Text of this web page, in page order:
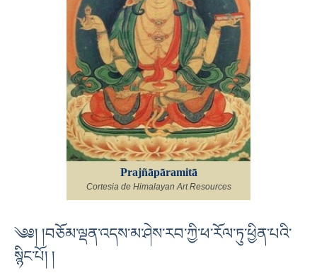
Prajñāpāramitā
Cortesia de Himalayan Art Resources
༄༅། །བཅོམ་ལྡན་འདས་མ་ཤེས་རབ་ཀྱི་ཕ་རོལ་ཏུ་ཕྱིན་པའི་
སྙིང་པོ། །